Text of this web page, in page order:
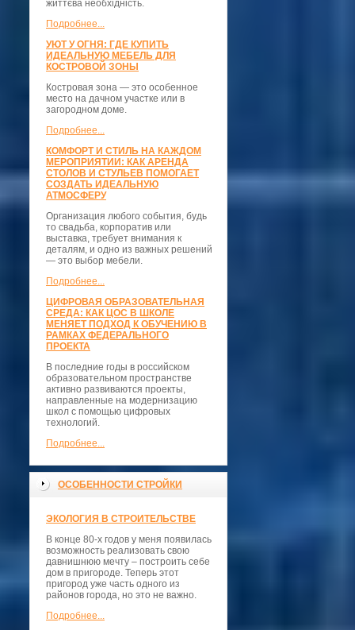
життєва необхідність.
Подробнее...
УЮТ У ОГНЯ: ГДЕ КУПИТЬ
ИДЕАЛЬНУЮ МЕБЕЛЬ ДЛЯ
КОСТРОВОЙ ЗОНЫ
Костровая зона — это особенное
место на дачном участке или в
загородном доме.
Подробнее...
КОМФОРТ И СТИЛЬ НА КАЖДОМ
МЕРОПРИЯТИИ: КАК АРЕНДА
СТОЛОВ И СТУЛЬЕВ ПОМОГАЕТ
СОЗДАТЬ ИДЕАЛЬНУЮ
АТМОСФЕРУ
Организация любого события, будь
то свадьба, корпоратив или
выставка, требует внимания к
деталям, и одно из важных решений
— это выбор мебели.
Подробнее...
ЦИФРОВАЯ ОБРАЗОВАТЕЛЬНАЯ
СРЕДА: КАК ЦОС В ШКОЛЕ
МЕНЯЕТ ПОДХОД К ОБУЧЕНИЮ В
РАМКАХ ФЕДЕРАЛЬНОГО
ПРОЕКТА
В последние годы в российском
образовательном пространстве
активно развиваются проекты,
направленные на модернизацию
школ с помощью цифровых
технологий.
Подробнее...
ОСОБЕННОСТИ СТРОЙКИ
ЭКОЛОГИЯ В СТРОИТЕЛЬСТВЕ
В конце 80-х годов у меня появилась
возможность реализовать свою
давнишнюю мечту – построить себе
дом в пригороде. Теперь этот
пригород уже часть одного из
районов города, но это не важно.
Подробнее...